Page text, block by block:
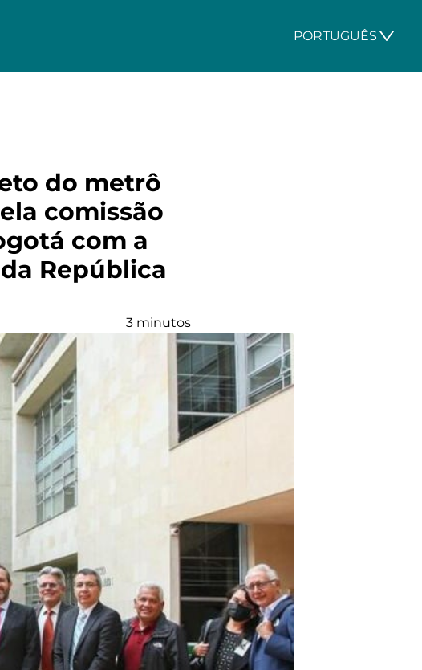
PORTUGUÊS
do metrô
comissão
com a
República
3 minutos